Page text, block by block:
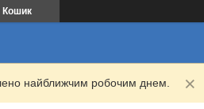
Кошик
найближчим робочим днем.